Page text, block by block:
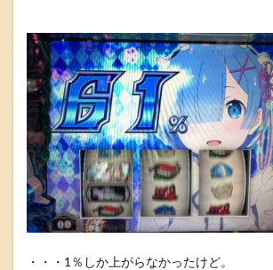
・・・1％しか上がらなかったけど。